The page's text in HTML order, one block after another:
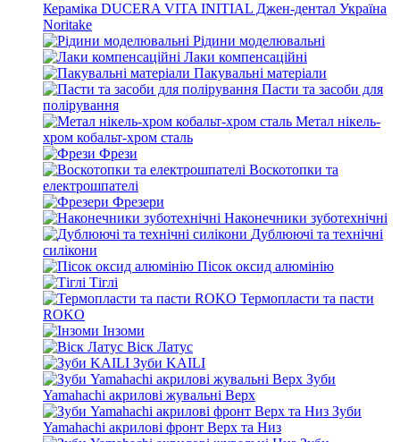
Кераміка DUCERA VITA INITIAL Джен-дентал Україна
Noritake
Рідини моделювальні
Лаки компенсаційні
Пакувальні матеріали
Пасти та засоби для
полірування
Метал нікель-
хром кобальт-хром сталь
Фрези
Воскотопки та
електрошпателі
Фрезери
Наконечники зуботехнічні
Дублюючі та технічні
силікони
Пісок оксид алюмінію
Тіглі
Термопласти та пасти
ROKO
Інзоми
Віск Латус
Зуби KAILI
Зуби
Yamahachi акрилові жувальні Верх
Зуби
Yamahachi акрилові фронт Верх та Низ